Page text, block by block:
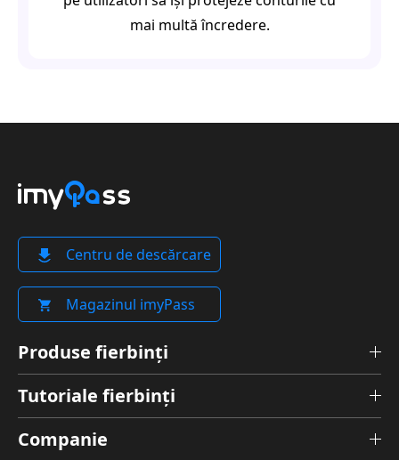
mai multă încredere.
Centru de descărcare
Magazinul imyPass
Produse fierbinți
Tutoriale fierbinți
Companie